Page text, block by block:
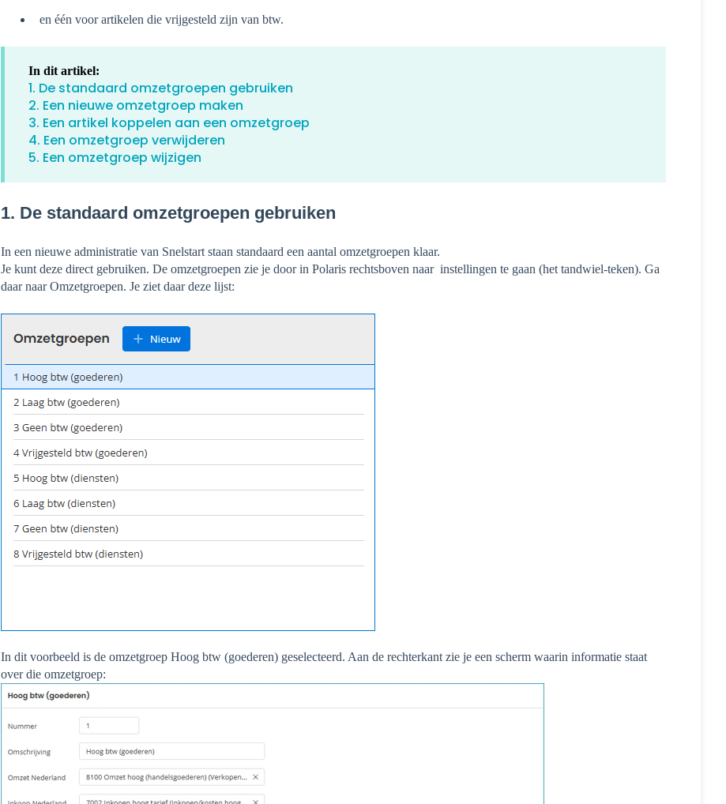
en één voor artikelen die vrijgesteld zijn van btw.
In dit artikel:
1. De standaard omzetgroepen gebruiken
2. Een nieuwe omzetgroep maken
3. Een artikel koppelen aan een omzetgroep
4. Een omzetgroep verwijderen
5. Een omzetgroep wijzigen
1. De standaard omzetgroepen gebruiken
In een nieuwe administratie van Snelstart staan standaard een aantal omzetgroepen klaar.
Je kunt deze direct gebruiken. De omzetgroepen zie je door in Polaris rechtsboven naar instellingen te gaan (het tandwiel-teken). Ga
daar naar Omzetgroepen. Je ziet daar deze lijst:
In dit voorbeeld is de omzetgroep Hoog btw (goederen) geselecteerd. Aan de rechterkant zie je een scherm waarin informatie staat
over die omzetgroep: